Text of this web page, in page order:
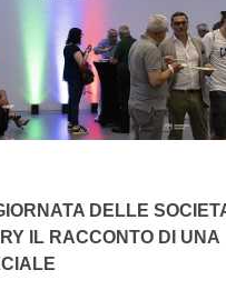
DELLE
IL RACCONTO DI UNA